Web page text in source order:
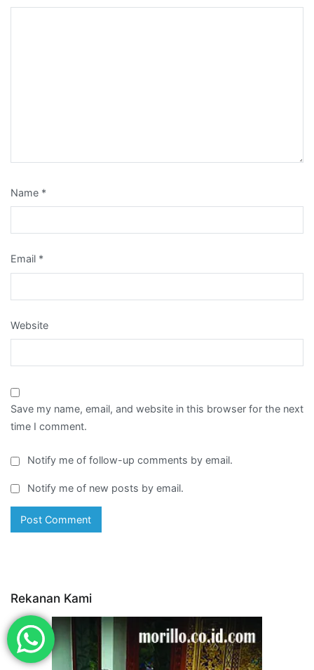
Name *
Email *
Website
Save my name, email, and website in this browser for the next
time I comment.
Notify me of follow-up comments by email.
Notify me of new posts by email.
Rekanan Kami